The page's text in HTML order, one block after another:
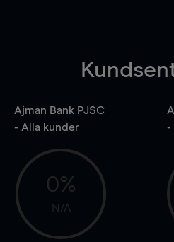
Ajman Bank PJSC
- Alla kunder
0%
N/A
-